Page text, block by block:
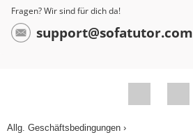
Fragen? Wir sind für dich da!
support@sofatutor.com
Allg. Geschäftsbedingungen ›